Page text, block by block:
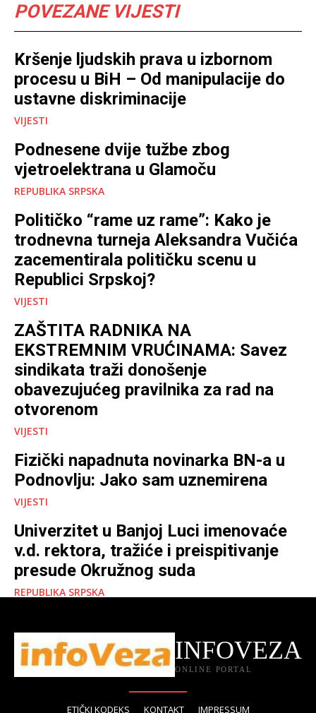
POVEZANE VIJESTI
Kršenje ljudskih prava u izbornom
procesu u BiH – Od manipulacije do
ustavne diskriminacije
VIJESTI
Podnesene dvije tužbe zbog
vjetroelektrana u Glamoču
REPUBLIKA SRPSKA
Političko “rame uz rame”: Kako je
trodnevna turneja Aleksandra Vučića
zacementirala političku scenu u
Republici Srpskoj?
VIJESTI
ZAŠTITA RADNIKA NA
EKSTREMNIM VRUĆINAMA: Savez
sindikata traži donošenje
obavezujućeg pravilnika za rad na
otvorenom
VIJESTI
Fizički napadnuta novinarka BN-a u
Podnovlju: Jako sam uznemirena
VIJESTI
Univerzitet u Banjoj Luci imenovaće
v.d. rektora, tražiće i preispitivanje
presude Okružnog suda
REPUBLIKA SRPSKA
INFOVEZA
ONLINE PORTAL
ETIČKI KODEKS KONTAKT IMPRESSUM